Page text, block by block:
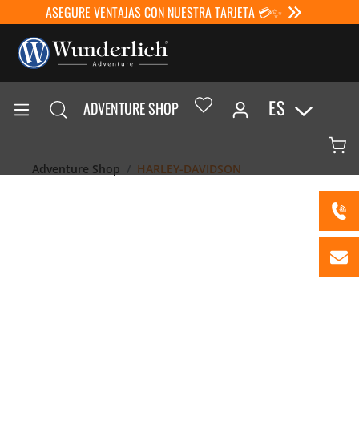
ASEGURE VENTAJAS CON NUESTRA TARJETA 💳✨
ADVENTURE SHOP ES
Adventure Shop HARLEY-DAVIDSON